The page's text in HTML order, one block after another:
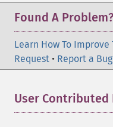
Found A Problem?
Learn How To Improve
Request • Report a Bug
User Contributed